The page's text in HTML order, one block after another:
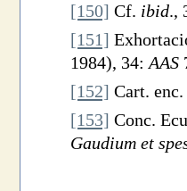
[150] Cf. ibid.,
[151]
1984), 34: AAS
[152] Cart. enc.
[153] Conc.
Gaudium et